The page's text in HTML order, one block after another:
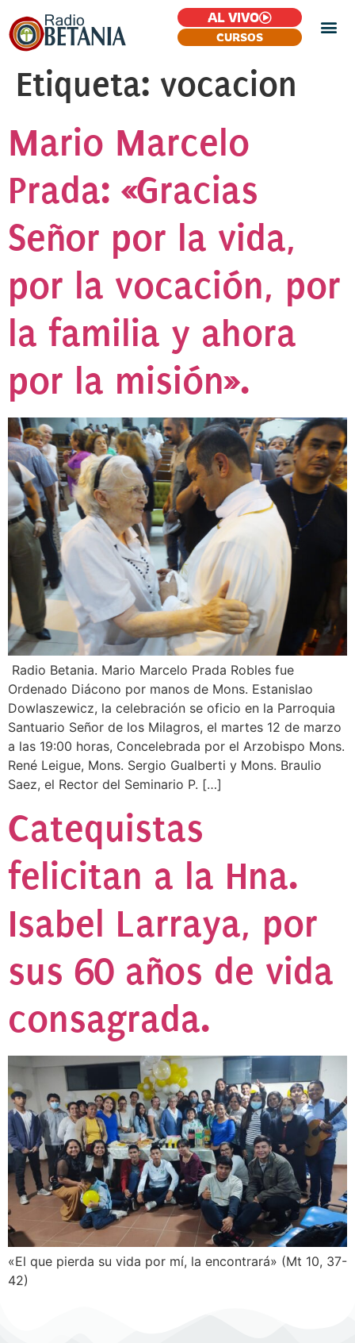
AL VIVO
CURSOS
Etiqueta: vocacion
Mario Marcelo
Prada: «Gracias
Señor por la vida,
por la vocación, por
la familia y ahora
por la misión».
Radio Betania. Mario Marcelo Prada Robles fue
Ordenado Diácono por manos de Mons. Estanislao
Dowlaszewicz, la celebración se oficio en la Parroquia
Santuario Señor de los Milagros, el martes 12 de marzo
a las 19:00 horas, Concelebrada por el Arzobispo Mons.
René Leigue, Mons. Sergio Gualberti y Mons. Braulio
Saez, el Rector del Seminario P. […]
Catequistas
felicitan a la Hna.
Isabel Larraya, por
sus 60 años de vida
consagrada.
«El que pierda su vida por mí, la encontrará» (Mt 10, 37-
42)